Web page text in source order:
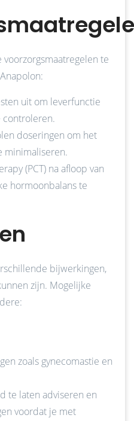
te
uit om leverfunctie
controleren.
doseringen om het
minimaliseren.
(PCT) na afloop van
hormoonbalans te
bijwerkingen,
zijn. Mogelijke
zoals gynecomastie en
te laten adviseren en
voordat je met